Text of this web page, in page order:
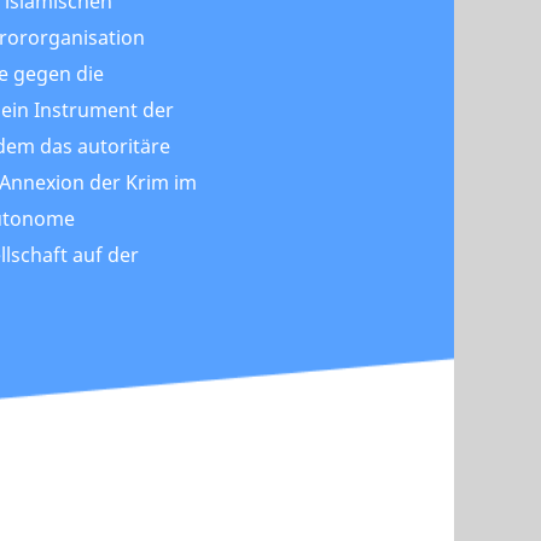
gegen die
Instrument der
das autoritäre
der Krim im
auf der